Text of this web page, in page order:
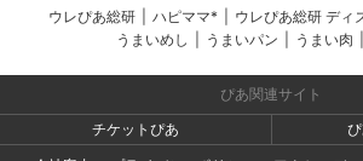
ウレぴあ総研 ハピママ* ウレぴあ総研 ディ
うまいめし
うまいパン うまい肉
ぴあ関連サイト
チケットぴあ